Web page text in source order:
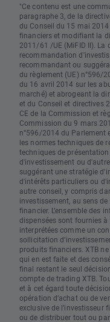
"Ce contenu est une
paragraphe 3, de la
du Conseil du 15 mai
financiers et modifiant la
2011/61 /UE (MiFID II).
recommandation
recommandant ou
du règlement (UE) n°596/
du 16 avril 2014 sur les
marché) et abrogeant la
et du Conseil et directives
CE de la Commission et
Commission du 9 mars
n°596/2014 du Parlement
les normes techniques de
techniques de
d'investissement ou
suggérant une stratégie
d'intérêts particuliers ou
autre conseil, y compris
investissement, au sens
financier. L’ensemble des
dispensées sont fournies
interprétées comme un
sollicitation
produits financiers. XTB
qui en est faite et des
final restant le seul
compte de trading XTB.
et à cet égard toute
opération d’achat ou de
exclusive de
ou de distribuer tout ou